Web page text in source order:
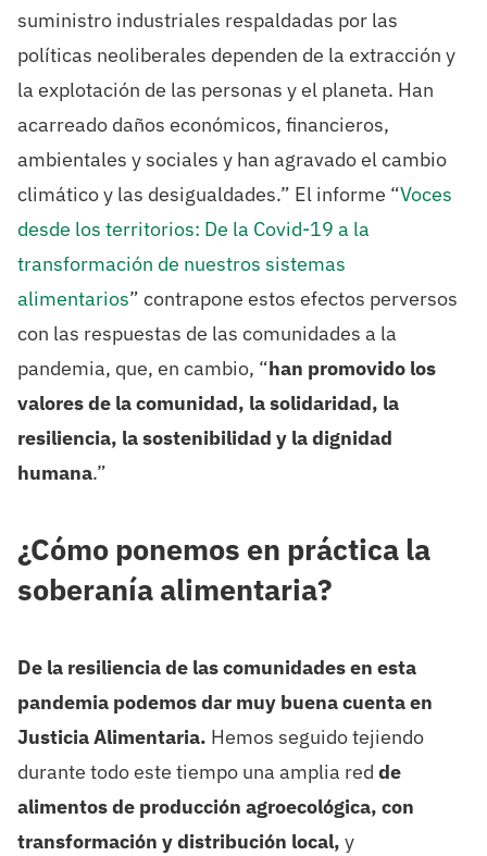
suministro industriales respaldadas por las
políticas neoliberales dependen de la extracción y
la explotación de las personas y el planeta. Han
acarreado daños económicos, financieros,
ambientales y sociales y han agravado el cambio
climático y las desigualdades.” El informe “Voces
desde los territorios: De la Covid-19 a la
transformación de nuestros sistemas
alimentarios” contrapone estos efectos perversos
con las respuestas de las comunidades a la
pandemia, que, en cambio, “han promovido los
valores de la comunidad, la solidaridad, la
resiliencia, la sostenibilidad y la dignidad
humana.”
¿Cómo ponemos en práctica la
soberanía alimentaria?
De la resiliencia de las comunidades en esta
pandemia podemos dar muy buena cuenta en
Justicia Alimentaria. Hemos seguido tejiendo
durante todo este tiempo una amplia red de
alimentos de producción agroecológica, con
transformación y distribución local, y